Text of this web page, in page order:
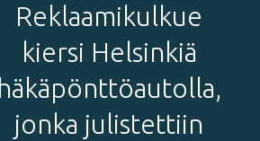
Reklaamikulkue
kiersi Helsinkiä
häkäpönttöautolla,
jonka julistettiin